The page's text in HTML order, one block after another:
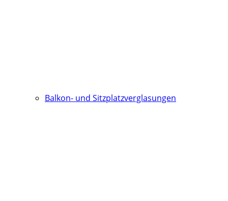
Balkon- und Sitzplatzverglasungen